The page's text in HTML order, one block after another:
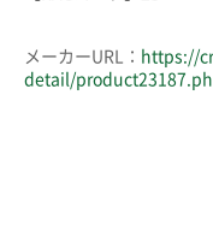
メーカーURL： https://
detail/